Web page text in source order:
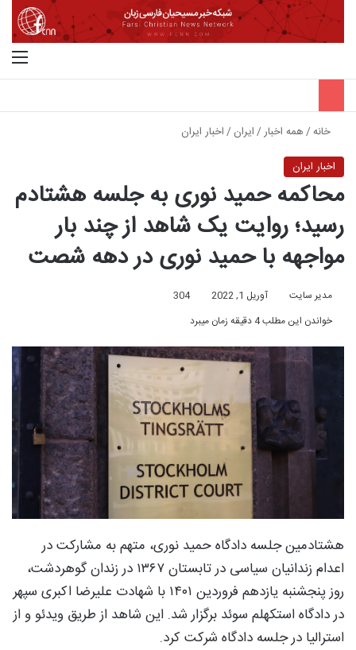
خانه/همه اخبار/ایران /اخبار ایران
اخبار ایران
محاکمه حمید نوری به جلسه هشتادم
رسید؛ روایت یک شاهد از چند بار
مواجهه با حمید نوری در دهه شصت
مدیر سایت آوریل 1, 2022
304
خواندن این مطلب 4 دقیقه زمان میبرد
هشتادمین جلسه دادگاه حمید نوری، متهم به مشارکت در
اعدام زندانیان سیاسی در تابستان ۱۳۶۷ در زندان گوهردشت،
روز پنجشنبه یازدهم فروردین ۱۴۰۱ با شهادت علیرضا اکبری سپهر
در دادگاه استکهلم سوئد برگزار شد. این شاهد از طریق ویدئو و از
استرالیا در جلسه دادگاه شرکت کرد.